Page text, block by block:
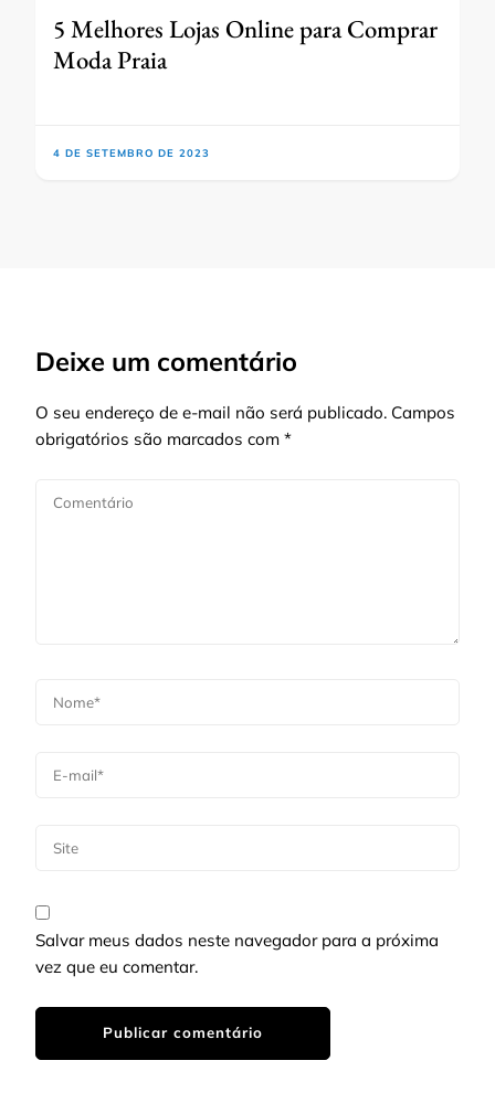
5 Melhores Lojas Online para Comprar
Moda Praia
4 DE SETEMBRO DE 2023
Deixe um comentário
O seu endereço de e-mail não será publicado. Campos
obrigatórios são marcados com *
Salvar meus dados neste navegador para a próxima
vez que eu comentar.